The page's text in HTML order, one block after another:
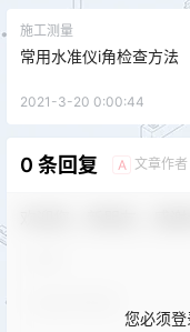
施工测量
常用水准仪i角检查方法
2021-3-20 0:00:44
0 条回复 A 文章作者
您必须